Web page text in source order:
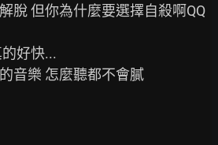
脫 但你為什麼要選擇自殺啊QQ
好快...
音樂 怎麼聽都不會膩